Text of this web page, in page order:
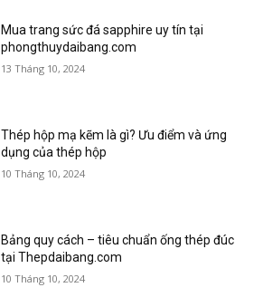
Mua trang sức đá sapphire uy tín tại
phongthuydaibang.com
13 Tháng 10, 2024
Thép hộp mạ kẽm là gì? Ưu điểm và ứng
dụng của thép hộp
10 Tháng 10, 2024
Bảng quy cách – tiêu chuẩn ống thép đúc
tại Thepdaibang.com
10 Tháng 10, 2024